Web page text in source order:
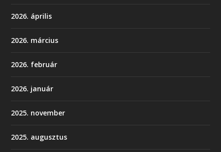
2026. április
2026. március
2026. február
2026. január
2025. november
2025. augusztus